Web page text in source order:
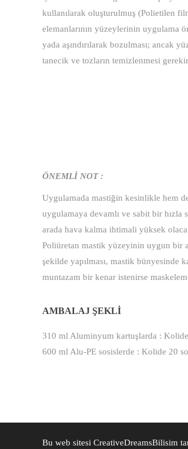
kullanılarak oluşturulmuş (Polietilen
elemanlarının yüzeylerinin uygulama
yada aşındırılarak bozulması; ancak
tanecik ve tozların temizlenmesi
ÖNEMLİ NOT :
Uygulamada mastiğin kesinlikle hem
uygulamaya devamlı ve sabit bir hızla
arada hava kalma ihtimali yüksek
Poliüretan mastik yüzeyinin uygun bir
şekilde yapılması, mastik bünyesinde
muntazam bir kenar istenirse
AMBALAJ ŞEKLİ
310 ml Aluminyum kartuşlarda :
600 ml Alu-PE sosislerde : Kolide 20
Bu web sitesi CreativeDreamsBilisim